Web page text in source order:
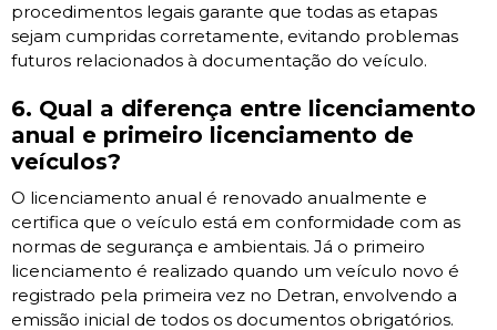
procedimentos legais garante que todas as etapas
sejam cumpridas corretamente, evitando problemas
futuros relacionados à documentação do veículo.
6. Qual a diferença entre licenciamento
anual e primeiro licenciamento de
veículos?
O licenciamento anual é renovado anualmente e
certifica que o veículo está em conformidade com as
normas de segurança e ambientais. Já o primeiro
licenciamento é realizado quando um veículo novo é
registrado pela primeira vez no Detran, envolvendo a
emissão inicial de todos os documentos obrigatórios.